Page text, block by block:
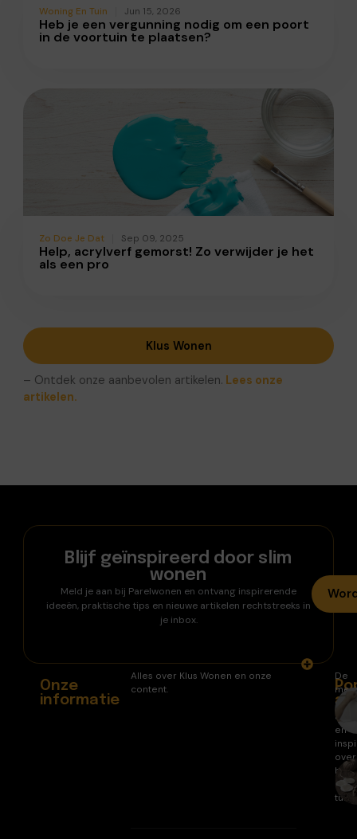
Woning En Tuin Jun 15, 2026
Heb je een vergunning nodig om een poort
in de voortuin te plaatsen?
Zo Doe Je Dat Sep 09, 2025
Help, acrylverf gemorst! Zo verwijder je het
als een pro
Klus Wonen
– Ontdek onze aanbevolen artikelen. Lees onze
artikelen.
Blijf geïnspireerd door slim
wonen
Meld je aan bij Parelwonen en ontvang inspirerende
ideeën, praktische tips en nieuwe artikelen rechtstreeks in
je inbox.
Onze
informatie
Alles over Klus Wonen en onze
content.
De
en
over
huis
en
tuin.